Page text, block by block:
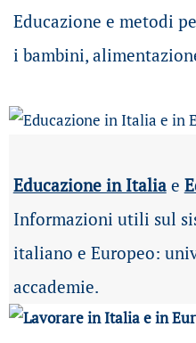
Educazione e metodi
i bambini,
Educazione in Italiae
Informazioni utili sul
italiano e Europeo:
accademie.